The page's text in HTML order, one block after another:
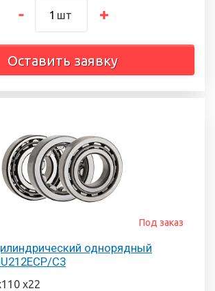
шт
Оставить заявку
однорядный
C3
Под заказ
х22